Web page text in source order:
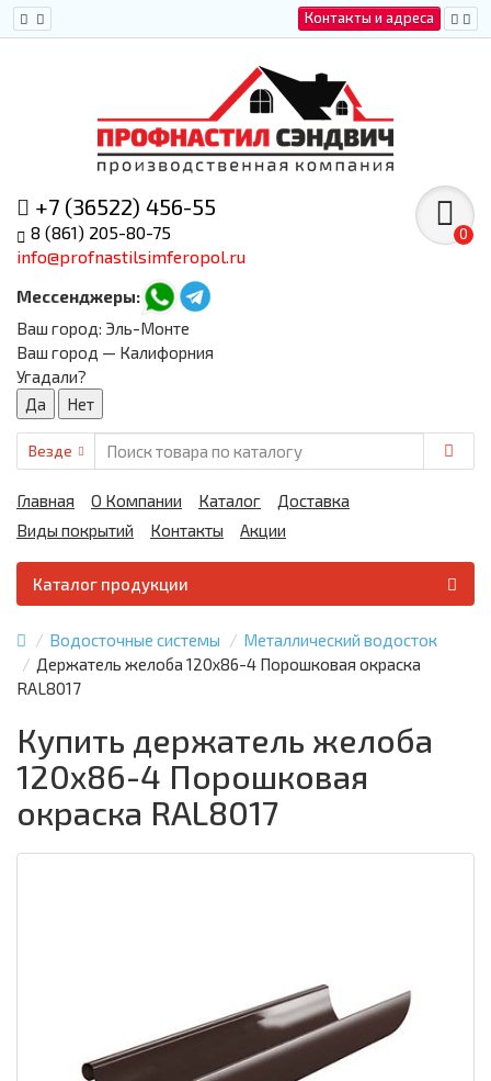
Контакты и адреса
+7 (36522) 456-55
8 (861) 205-80-75
info@profnastilsimferopol.ru
Мессенджеры:
0
Ваш город: Эль-Монте
Ваш город — Калифорния
Угадали?
Везде
Главная О Компании Каталог
Доставка
Виды покрытий
Контакты Акции
Каталог продукции
Водосточные системы
Металлический водосток
Держатель желоба 120х86-4 Порошковая окраска
RAL8017
Купить держатель желоба
120х86-4 Порошковая
окраска RAL8017